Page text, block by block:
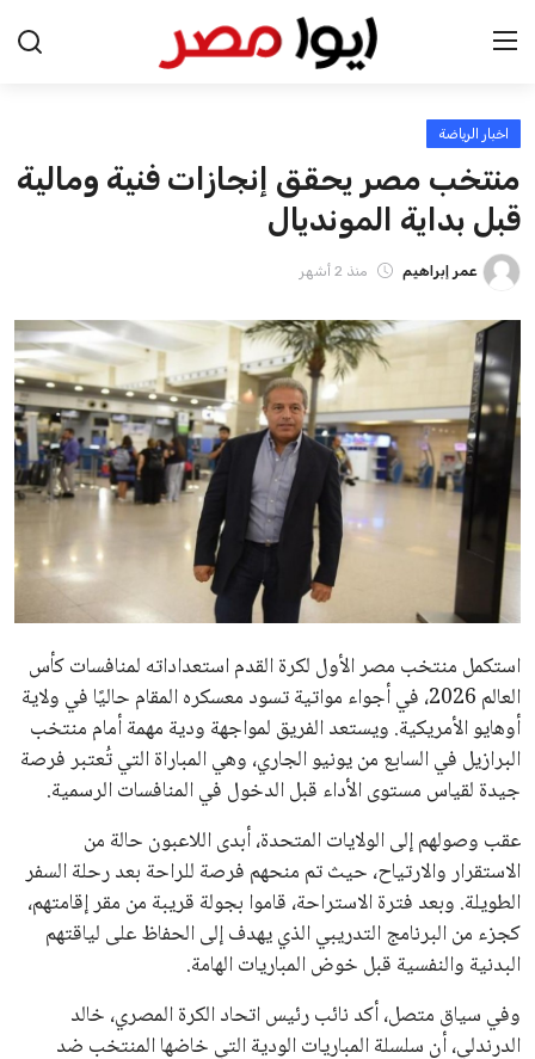
الرئيسية
اخبار مصر
عرب وعالم
اقتصاد
اخبار الرياضة
منوعات
فن وثقافة
علوم وتكنولوجيا
المرأة والجمال
حوادث
محافظات
اخبار الرياضة
منتخب مصر يحقق إنجازات فنية ومالية
قبل بداية المونديال
عمر إبراهيم منذ 2 أشهر
استكمل منتخب مصر الأول لكرة القدم استعداداته لمنافسات كأس
العالم 2026، في أجواء مواتية تسود معسكره المقام حاليًا في ولاية
أوهايو الأمريكية. ويستعد الفريق لمواجهة ودية مهمة أمام منتخب
البرازيل في السابع من يونيو الجاري، وهي المباراة التي تُعتبر فرصة
جيدة لقياس مستوى الأداء قبل الدخول في المنافسات الرسمية.
عقب وصولهم إلى الولايات المتحدة، أبدى اللاعبون حالة من
الاستقرار والارتياح، حيث تم منحهم فرصة للراحة بعد رحلة السفر
الطويلة. وبعد فترة الاستراحة، قاموا بجولة قريبة من مقر إقامتهم،
كجزء من البرنامج التدريبي الذي يهدف إلى الحفاظ على لياقتهم
البدنية والنفسية قبل خوض المباريات الهامة.
وفي سياق متصل، أكد نائب رئيس اتحاد الكرة المصري، خالد
الدرندلي، أن سلسلة المباريات الودية التي خاضها المنتخب ضد